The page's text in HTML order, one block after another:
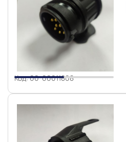
Slide 1 of 2
Код: 00-00011808